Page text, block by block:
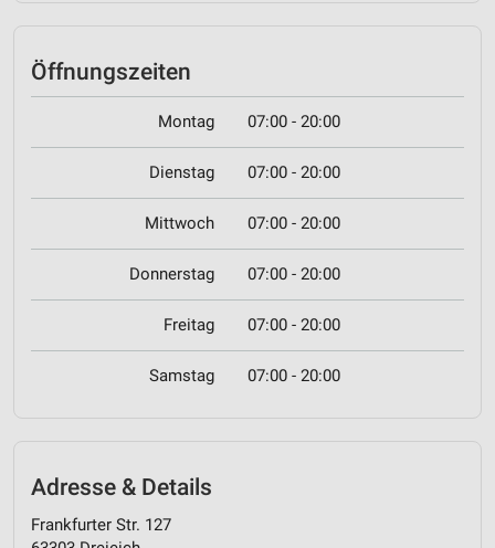
Öffnungszeiten
Montag 07:00 - 20:00
Dienstag 07:00 - 20:00
Mittwoch 07:00 - 20:00
Donnerstag 07:00 - 20:00
Freitag 07:00 - 20:00
Samstag 07:00 - 20:00
Adresse & Details
Frankfurter Str. 127